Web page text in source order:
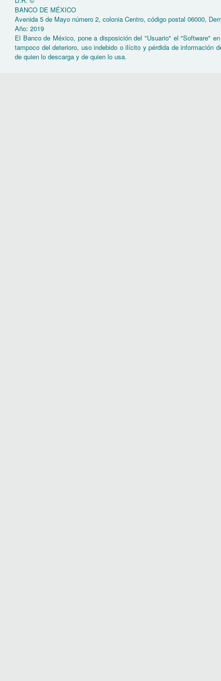
BANCO DE MÉXICO
Avenida 5 de Mayo número 2, colonia Centro, código postal 06000,
Año: 2019
El Banco de México, pone a disposición del "Usuario" el "Software"
tampoco del deterioro, uso indebido o ilícito y pérdida de información
de quien lo descarga y de quien lo usa.